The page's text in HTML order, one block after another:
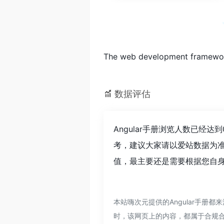
The web development
数据评估
Angular手册浏览人数已经达
考，建议大家请以爱站数据为
值，最主要还是需要根据您自
本站嗨次元提供的Angular手册都
时，该网页上的内容，都属于合规